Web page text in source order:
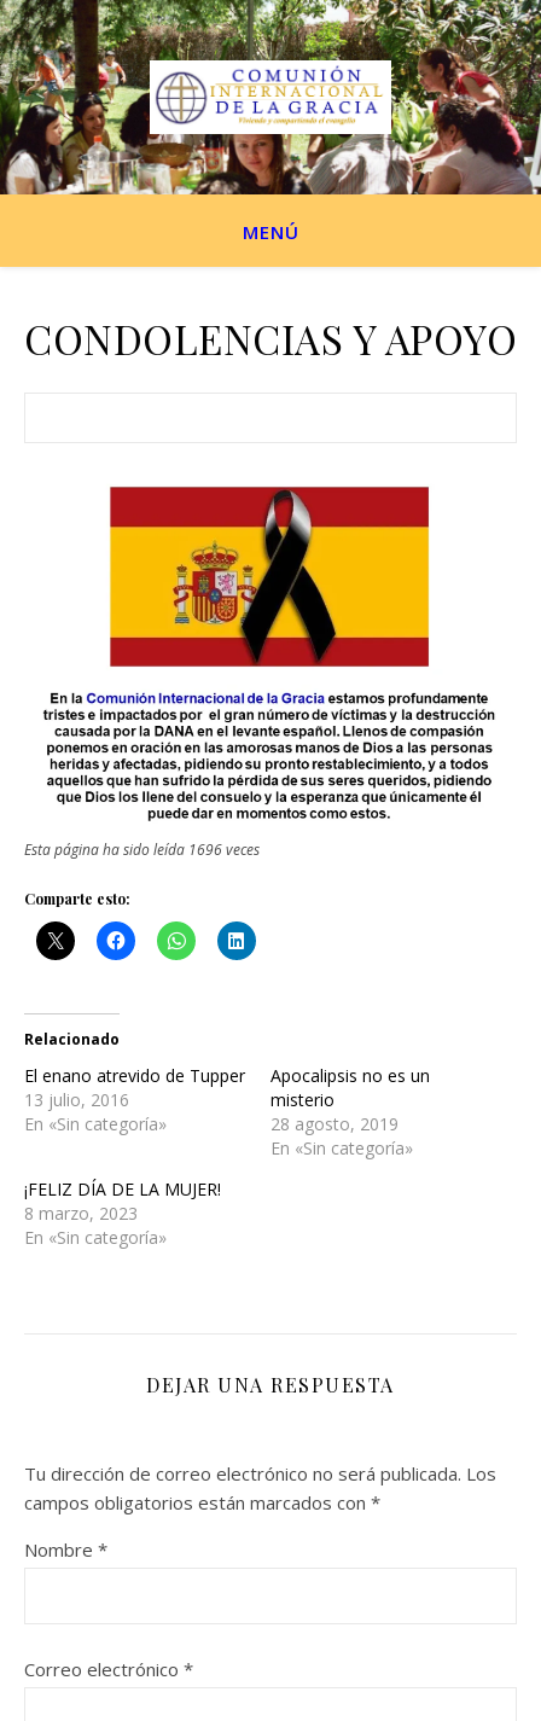
MENÚ
CONDOLENCIAS Y APOYO
Esta página ha sido leída 1696 veces
Comparte esto:
Relacionado
El enano atrevido de Tupper
13 julio, 2016
En «Sin categoría»
Apocalipsis no es un
misterio
28 agosto, 2019
En «Sin categoría»
¡FELIZ DÍA DE LA MUJER!
8 marzo, 2023
En «Sin categoría»
DEJAR UNA RESPUESTA
Tu dirección de correo electrónico no será publicada. Los
campos obligatorios están marcados con *
Nombre *
Correo electrónico *